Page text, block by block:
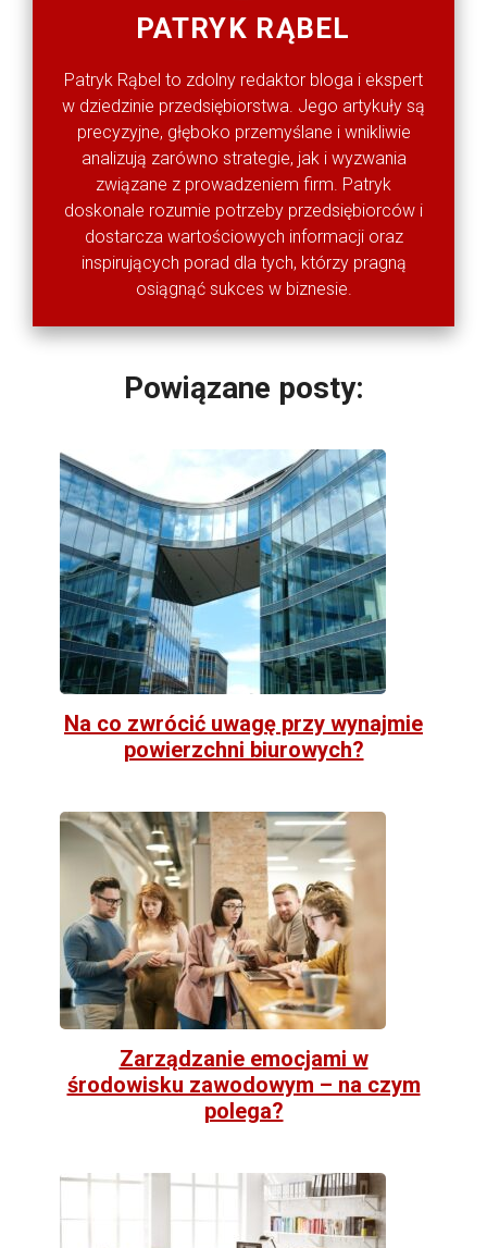
PATRYK RĄBEL
Patryk Rąbel to zdolny redaktor bloga i ekspert
w dziedzinie przedsiębiorstwa. Jego artykuły są
precyzyjne, głęboko przemyślane i wnikliwie
analizują zarówno strategie, jak i wyzwania
związane z prowadzeniem firm. Patryk
doskonale rozumie potrzeby przedsiębiorców i
dostarcza wartościowych informacji oraz
inspirujących porad dla tych, którzy pragną
osiągnąć sukces w biznesie.
Powiązane posty:
Na co zwrócić uwagę przy wynajmie
powierzchni biurowych?
Zarządzanie emocjami w
środowisku zawodowym – na czym
polega?